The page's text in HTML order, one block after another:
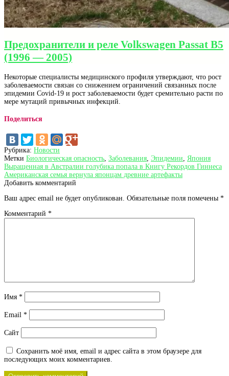
Предохранители и реле Volkswagen Passat B5
(1996 — 2005)
Некоторые специалисты медицинского профиля утверждают, что рост
заболеваемости связан со снижением ограничений связанных после
эпидемии Covid-19 и рост заболеваемости будет сремительно расти по
мере мутаций привычных инфекций.
Поделиться
Рубрика: Новости
Метки Биологическая опасность Заболевания Эпидемии Япония
Навигация
по
записям
Предыдущая
запись:
Выращенная в Австралии голубика попала в Книгу Рекордов Гиннеса
Следующая
запись:
Американская семья вернула японцам древние артефакты
Добавить комментарий
Ваш адрес email не будет опубликован. Обязательные поля помечены *
Комментарий *
Имя *
Email *
Сайт
Сохранить моё имя, email и адрес сайта в этом браузере для
последующих моих комментариев.